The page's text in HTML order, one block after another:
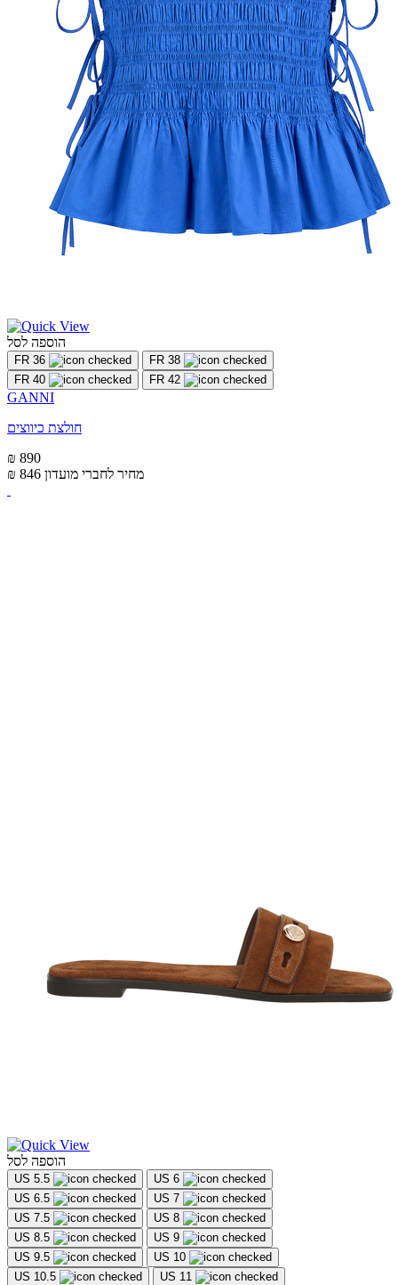
הוספה לסל
FR 36
FR 38
FR 40
FR 42
GANNI
חולצת כיווצים
₪ 890
₪ 846 מחיר לחברי מועדון
הוספה לסל
US 5.5
US 6
US 6.5
US 7
US 7.5
US 8
US 8.5
US 9
US 9.5
US 10
US 10.5
US 11